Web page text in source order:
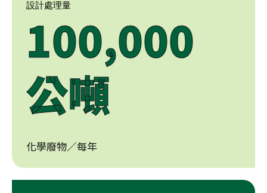
設計處理量
100,000
公噸
化學廢物／每年